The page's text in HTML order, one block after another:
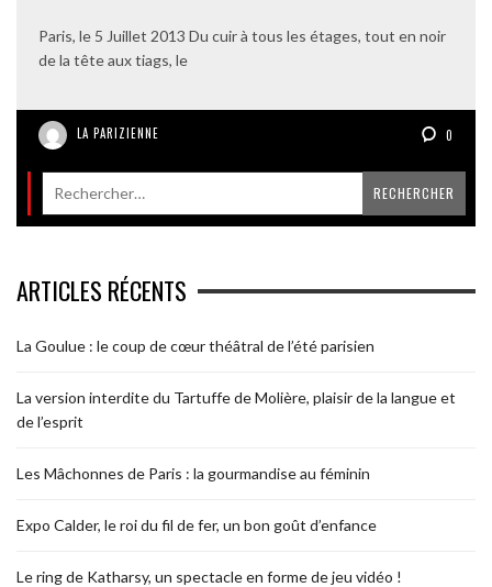
Paris, le 5 Juillet 2013 Du cuir à tous les étages, tout en noir
de la tête aux tiags, le
LA PARIZIENNE 0
ARTICLES RÉCENTS
La Goulue : le coup de cœur théâtral de l’été parisien
La version interdite du Tartuffe de Molière, plaisir de la langue et
de l’esprit
Les Mâchonnes de Paris : la gourmandise au féminin
Expo Calder, le roi du fil de fer, un bon goût d’enfance
Le ring de Katharsy, un spectacle en forme de jeu vidéo !